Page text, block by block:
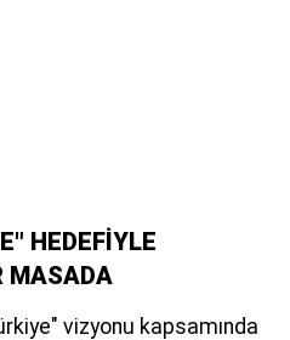
HEDEFİYLE
MASADA
vizyonu kapsamında